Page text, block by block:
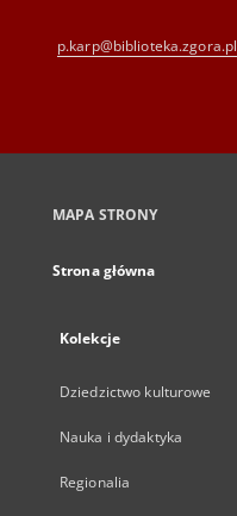
p.karp@biblioteka.zgora.pl
MAPA STRONY
Strona główna
Kolekcje
Dziedzictwo kulturowe
Nauka i dydaktyka
Regionalia